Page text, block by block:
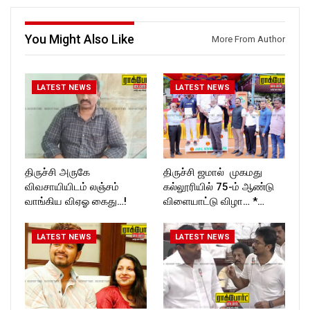
You Might Also Like More From Author
LATEST NEWS
திருச்சி அருகே
விவசாயியிடம் லஞ்சம்
வாங்கிய விஏஓ கைது…!
LATEST NEWS
திருச்சி ஜமால் முகமது
கல்லூரியில் 75-ம் ஆண்டு
விளையாட்டு விழா… *…
LATEST NEWS LATEST NEWS